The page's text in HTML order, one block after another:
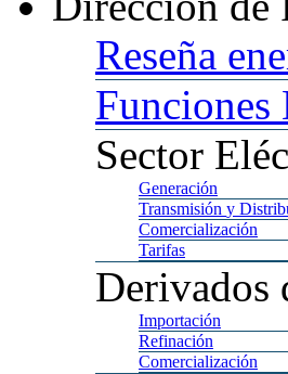
Reseña
Funciones
Sector
Generación
Transmisión y
Comercialización
Tarifas
Derivados
Importación
Refinación
Comercialización